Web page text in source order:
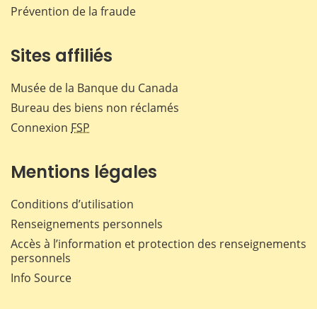
Prévention de la fraude
Sites affiliés
Musée de la Banque du Canada
Bureau des biens non réclamés
Connexion FSP
Mentions légales
Conditions d’utilisation
Renseignements personnels
Accès à l’information et protection des renseignements
personnels
Info Source